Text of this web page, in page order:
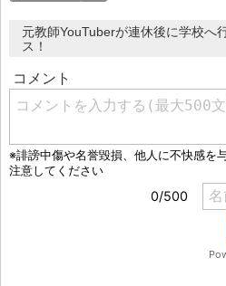
元教師YouTuberが連休後に学校へ
ス！